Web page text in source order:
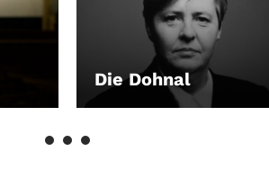
Die Dohnal
LEIHEN